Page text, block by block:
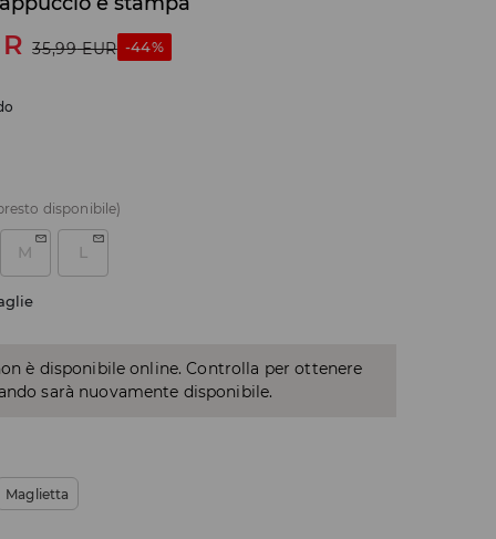
35,99 EUR -44%
disponibile)
M L
è disponibile online. Controlla per ottenere
sarà nuovamente disponibile.
Maglietta